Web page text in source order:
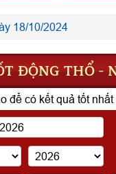
18/10/2024
ĐỘNG THỔ -
để có kết quả tốt nhất